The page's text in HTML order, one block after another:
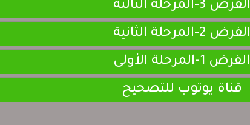
الفرض 3-المرحلة الثالثة
الفرض 2-المرحلة الثانية
الفرض 1-المرحلة الأولى
قناة يوتوب للتصحيح